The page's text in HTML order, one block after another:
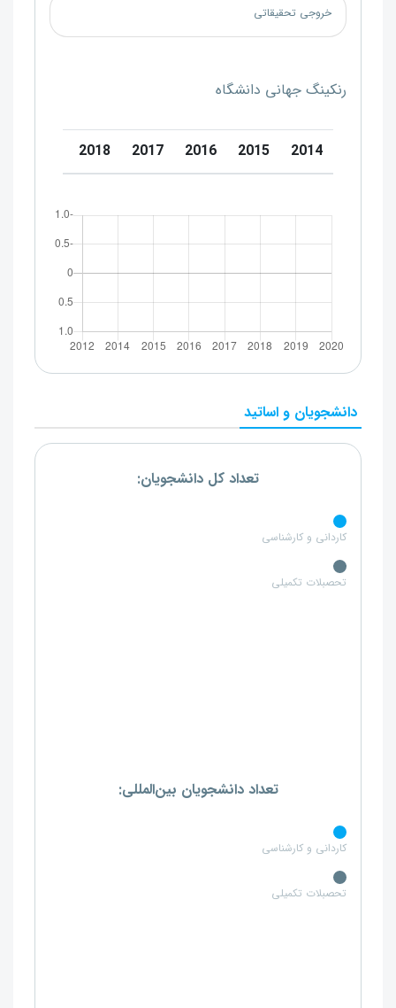
خروجی تحقیقاتی
رنکینگ جهانی دانشگاه
2014
2015
2016
2017
2018
دانشجویان و اساتید
تعداد کل دانشجویان:
کاردانی و کارشناسی
تحصبلات تکمیلی
تعداد دانشجویان بین‌المللی:
کاردانی و کارشناسی
تحصبلات تکمیلی